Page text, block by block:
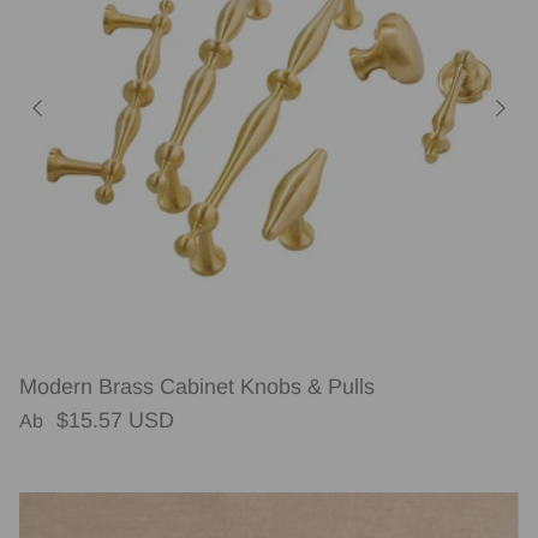
Modern Brass Cabinet Knobs & Pulls
Normaler Preis
Ab $15.57 USD